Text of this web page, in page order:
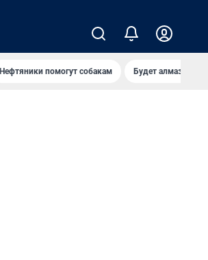
Нефтяники помогут собакам Будет алмазный